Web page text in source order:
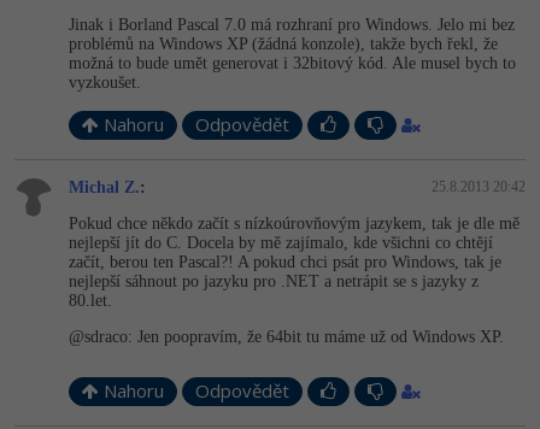
Jinak i Borland Pascal 7.0 má rozhraní pro Windows. Jelo mi bez
problémů na Windows XP (žádná konzole), takže bych řekl, že
možná to bude umět generovat i 32bitový kód. Ale musel bych to
vyzkoušet.
Nahoru Odpovědět
Michal Z.: 25.8.2013 20:42
Pokud chce někdo začít s nízkoúrovňovým jazykem, tak je dle mě
nejlepší jít do C. Docela by mě zajímalo, kde všichni co chtějí
začít, berou ten Pascal?! A pokud chci psát pro Windows, tak je
nejlepší sáhnout po jazyku pro .NET a netrápit se s jazyky z
80.let.
@sdraco: Jen poopravím, že 64bit tu máme už od Windows XP.
Nahoru Odpovědět